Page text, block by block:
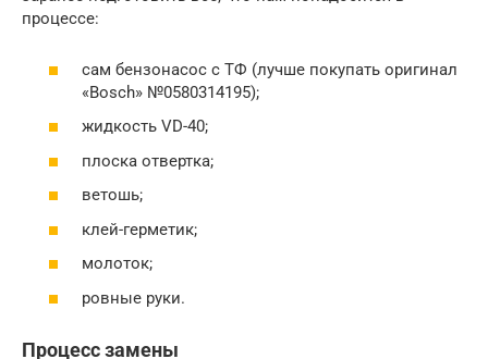
процессе:
сам бензонасос с ТФ (лучше покупать оригинал
«Bosch» №0580314195);
жидкость VD-40;
плоска отвертка;
ветошь;
клей-герметик;
молоток;
ровные руки.
Процесс замены